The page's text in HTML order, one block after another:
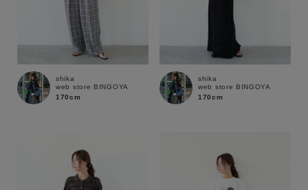
shika
web store BINGOYA
170cm
shika
web store BINGOYA
170cm